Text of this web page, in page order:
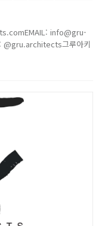
info@gru-
@gru.architects그루아키
있다. 이들은 자신을 지